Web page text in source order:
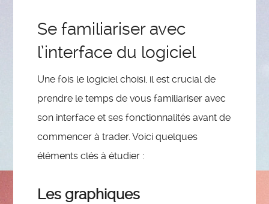
Se familiariser avec
l’interface du logiciel
Une fois le logiciel choisi, il est crucial de
prendre le temps de vous familiariser avec
son interface et ses fonctionnalités avant de
commencer à trader. Voici quelques
éléments clés à étudier :
Les graphiques